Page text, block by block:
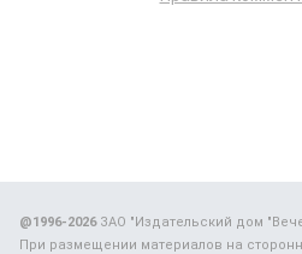
@1996-2026ЗАО "Издательский дом
При размещении материалов на